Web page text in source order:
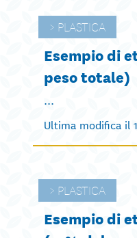
PLASTICA
Esempio di
peso totale)
...
Ultima modifica il
PLASTICA
Esempio di